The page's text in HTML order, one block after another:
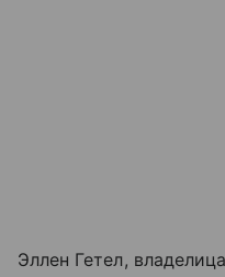
Эллен Гетел,